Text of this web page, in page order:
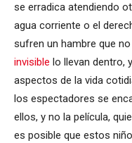
se erradica atendiendo
agua corriente o el
sufren un hambre que
invisible lo llevan dentro,
aspectos de la vida
los espectadores se
ellos, y no la película,
es posible que estos